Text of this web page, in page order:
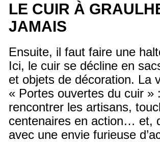
LE CUIR À
JAMAIS
Ensuite, il faut faire une
Ici, le cuir se décline en
et objets de décoration. La
« Portes ouvertes du cuir »
rencontrer les artisans,
centenaires en action… et,
avec une envie furieuse